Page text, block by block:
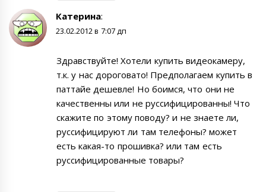
Катерина:
23.02.2012 в 7:07 дп
Здравствуйте! Хотели купить видеокамеру,
т.к. у нас дороговато! Предполагаем купить в
паттайе дешевле! Но боимся, что они не
качественны или не руссифицированны! Что
скажите по этому поводу? и не знаете ли,
руссифицируют ли там телефоны? может
есть какая-то прошивка? или там есть
руссифицированные товары?